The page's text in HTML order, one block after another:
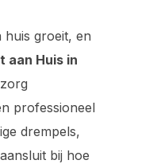
huis groeit, en
aan Huis in
professioneel
drempels,
bij hoe